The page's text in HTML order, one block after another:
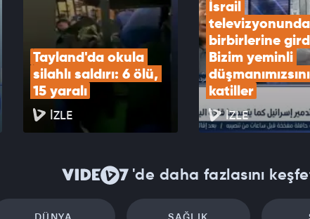
Tayland'da okula
silahlı saldırı: 6 ölü,
15 yaralı
İZLE
İsrail
televizyonunda
birbirlerine
Bizim yeminli
katiller
İZLE
'de daha fazlasını